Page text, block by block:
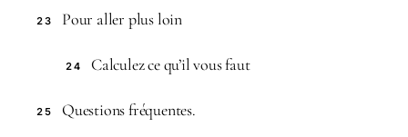
23 Pour aller plus loin
24 Calculez ce qu’il vous faut
25 Questions fréquentes.